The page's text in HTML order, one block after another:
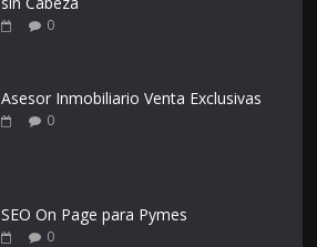
0
Asesor Inmobiliario Venta Exclusivas
0
SEO On Page para Pymes
0